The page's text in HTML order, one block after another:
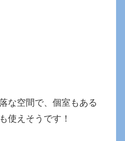
な空間で、個室もある
使えそうです！